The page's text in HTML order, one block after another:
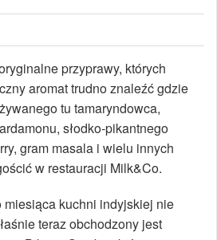
przyprawy, których
aromat trudno znaleźć gdzie
tu tamaryndowca,
słodko-pikantnego
gram masala i wielu innych
w restauracji Milk&Co.
kuchni indyjskiej nie
teraz obchodzony jest